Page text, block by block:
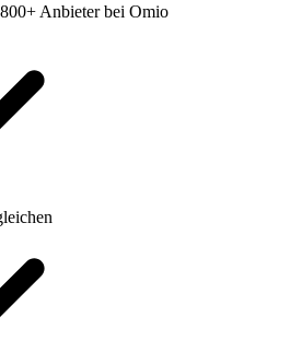
Anbieter bei Omio